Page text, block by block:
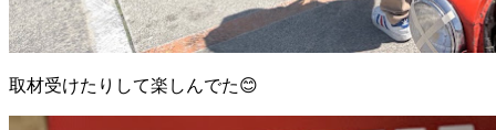
取材受けたりして楽しんでた😊